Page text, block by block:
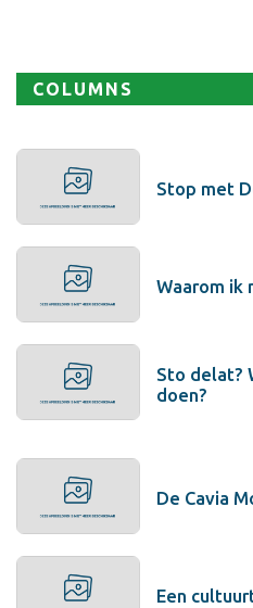
COLUMNS
Stop met
Waarom ik
Sto delat?
doen?
De Cavia
Een